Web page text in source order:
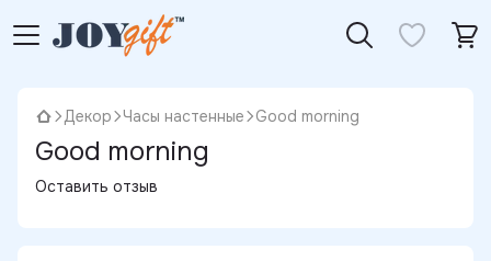
Декор Часы настенные Good morning
Good morning
Оставить отзыв